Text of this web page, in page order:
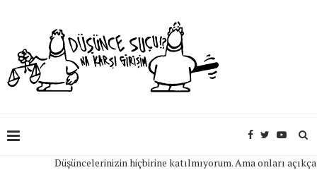
Düşüncelerinizin hiçbirine katılmıyorum. Ama onları açıkça